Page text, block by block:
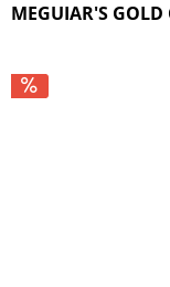
MEGUIAR'S GOLD